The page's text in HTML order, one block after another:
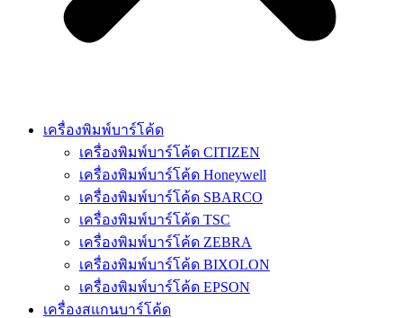
เครื่องพิมพ์บาร์โค้ด
เครื่องพิมพ์บาร์โค้ด CITIZEN
เครื่องพิมพ์บาร์โค้ด Honeywell
เครื่องพิมพ์บาร์โค้ด SBARCO
เครื่องพิมพ์บาร์โค้ด TSC
เครื่องพิมพ์บาร์โค้ด ZEBRA
เครื่องพิมพ์บาร์โค้ด BIXOLON
เครื่องพิมพ์บาร์โค้ด EPSON
เครื่องสแกนบาร์โค้ด